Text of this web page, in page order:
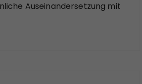
Auseinandersetzung mit